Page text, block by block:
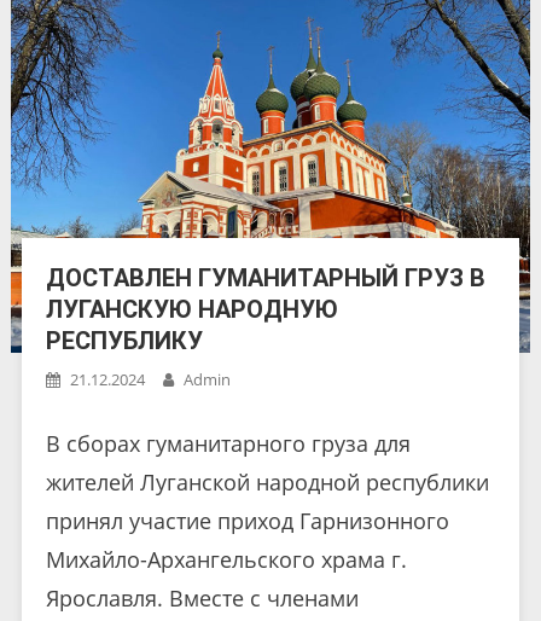
ДОСТАВЛЕН ГУМАНИТАРНЫЙ ГРУЗ В
ЛУГАНСКУЮ НАРОДНУЮ
РЕСПУБЛИКУ
21.12.2024 Admin
В сборах гуманитарного груза для
жителей Луганской народной республики
принял участие приход Гарнизонного
Михайло-Архангельского храма г.
Ярославля. Вместе с членами